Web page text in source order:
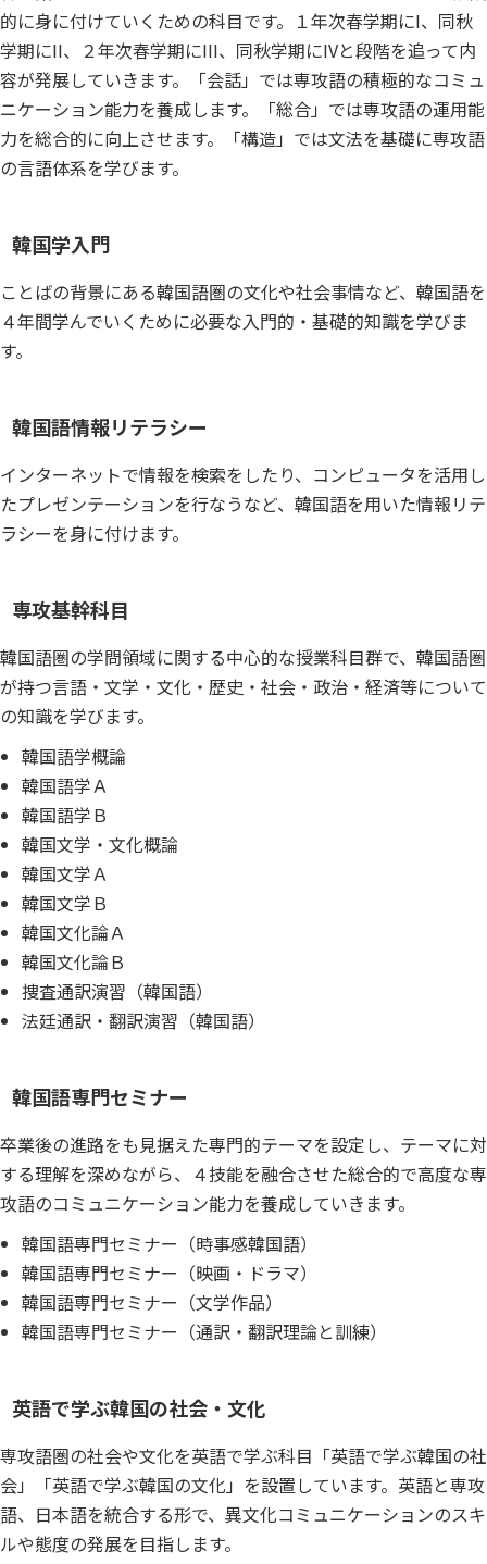
的に身に付けていくための科目です。１年次春学期にI、同秋
学期にII、２年次春学期にIII、同秋学期にIVと段階を追って内
容が発展していきます。「会話」では専攻語の積極的なコミュ
ニケーション能力を養成します。「総合」では専攻語の運用能
力を総合的に向上させます。「構造」では文法を基礎に専攻語
の言語体系を学びます。
韓国学入門
ことばの背景にある韓国語圏の文化や社会事情など、韓国語を
４年間学んでいくために必要な入門的・基礎的知識を学びま
す。
韓国語情報リテラシー
インターネットで情報を検索をしたり、コンピュータを活用し
たプレゼンテーションを行なうなど、韓国語を用いた情報リテ
ラシーを身に付けます。
専攻基幹科目
韓国語圏の学問領域に関する中心的な授業科目群で、韓国語圏
が持つ言語・文学・文化・歴史・社会・政治・経済等について
の知識を学びます。
韓国語学概論
韓国語学Ａ
韓国語学Ｂ
韓国文学・文化概論
韓国文学Ａ
韓国文学Ｂ
韓国文化論Ａ
韓国文化論Ｂ
捜査通訳演習（韓国語）
法廷通訳・翻訳演習（韓国語）
韓国語専門セミナー
卒業後の進路をも見据えた専門的テーマを設定し、テーマに対
する理解を深めながら、４技能を融合させた総合的で高度な専
攻語のコミュニケーション能力を養成していきます。
韓国語専門セミナー（時事感韓国語）
韓国語専門セミナー（映画・ドラマ）
韓国語専門セミナー（文学作品）
韓国語専門セミナー（通訳・翻訳理論と訓練）
英語で学ぶ韓国の社会・文化
専攻語圏の社会や文化を英語で学ぶ科目「英語で学ぶ韓国の社
会」「英語で学ぶ韓国の文化」を設置しています。英語と専攻
語、日本語を統合する形で、異文化コミュニケーションのスキ
ルや態度の発展を目指します。